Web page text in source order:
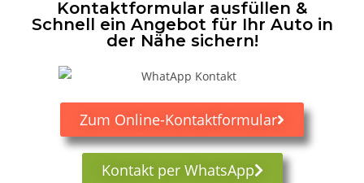
Kontaktformular ausfüllen &
Schnell ein Angebot für Ihr Auto in
der Nähe sichern!
Zum Online-Kontaktformular
Kontakt per WhatsApp